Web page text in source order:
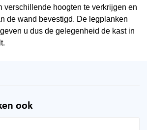
verschillende hoogten te verkrijgen en
de wand bevestigd. De legplanken
u dus de gelegenheid de kast in
ook